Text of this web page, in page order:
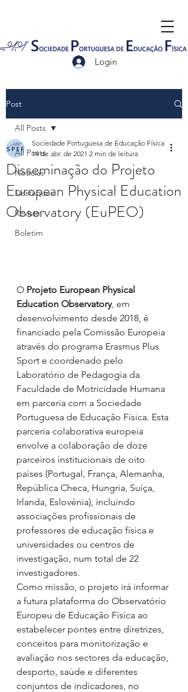
Login
Post
All Posts
Notícias
Destaques
Revista
Boletim
All Posts
Disseminação do Projeto
European Physical Education
Observatory (EuPEO)
Sociedade Portuguesa de Educação Física
19 de abr. de 2021 2 min de leitura
O Projeto European Physical
Education Observatory, em
desenvolvimento desde 2018, é
financiado pela Comissão Europeia
através do programa Erasmus Plus
Sport e coordenado pelo
Laboratório de Pedagogia da
Faculdade de Motricidade Humana
em parceria com a Sociedade
Portuguesa de Educação Física. Esta
parceria colaborativa europeia
envolve a colaboração de doze
parceiros institucionais de oito
países (Portugal, França, Alemanha,
República Checa, Hungria, Suíça,
Irlanda, Eslovénia), incluindo
associações profissionais de
professores de educação física e
universidades ou centros de
investigação, num total de 22
investigadores.
Como missão, o projeto irá informar
a futura plataforma do Observatório
Europeu de Educação Física ao
estabelecer pontes entre diretrizes,
conceitos para monitorização e
avaliação nos sectores da educação,
desporto, saúde e diferentes
conjuntos de indicadores, no